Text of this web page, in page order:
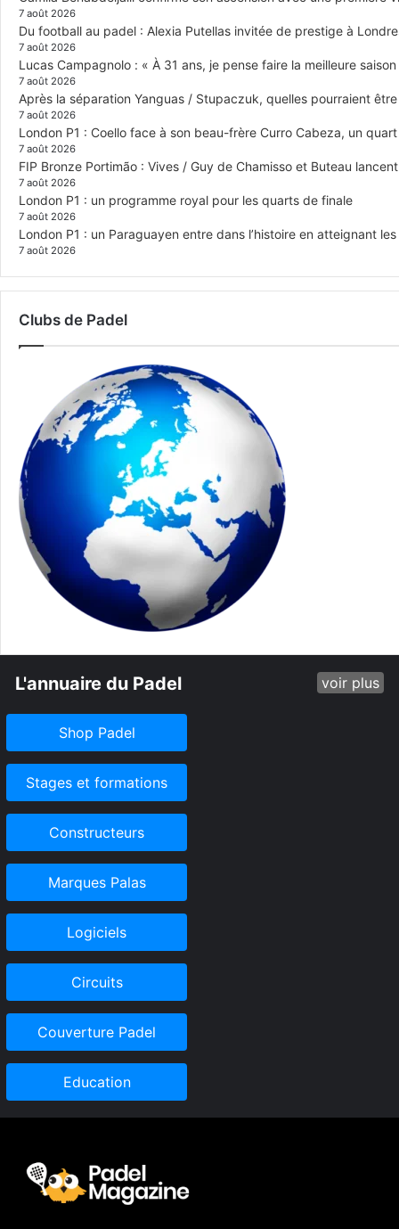
7 août 2026
Du football au padel : Alexia Putellas invitée de prestige à
7 août 2026
Lucas Campagnolo : « À 31 ans, je pense faire la meilleure
7 août 2026
Après la séparation Yanguas / Stupaczuk, quelles pourraient
7 août 2026
London P1 : Coello face à son beau-frère Curro Cabeza, un
7 août 2026
FIP Bronze Portimão : Vives / Guy de Chamisso et Buteau
7 août 2026
London P1 : un programme royal pour les quarts de finale
7 août 2026
London P1 : un Paraguayen entre dans l’histoire en atteignant
7 août 2026
Clubs de Padel
L'annuaire du Padel voir plus
Shop Padel
Stages et formations
Constructeurs
Marques Palas
Logiciels
Circuits
Couverture Padel
Education